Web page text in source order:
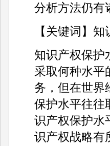
分析方法仍有
【关键词】
知识产权保护
采取何种水平
务，但在世界
保护水平往往
识产权保护水
识产权战略有